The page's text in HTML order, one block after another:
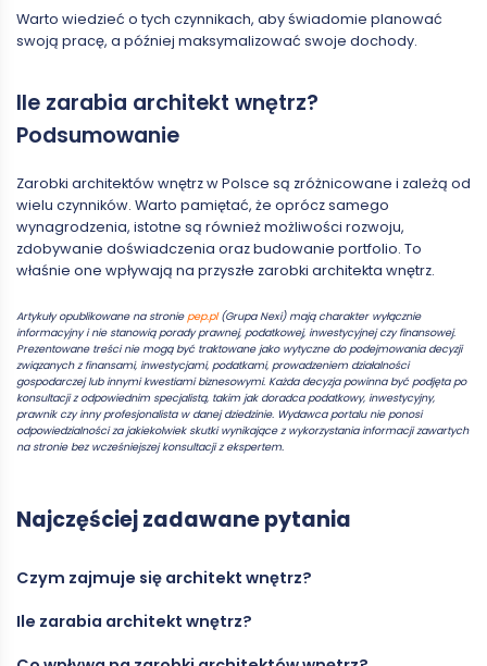
Warto wiedzieć o tych czynnikach, aby świadomie planować
swoją pracę, a później maksymalizować swoje dochody.
Ile zarabia architekt wnętrz?
Podsumowanie
Zarobki architektów wnętrz w Polsce są zróżnicowane i zależą od
wielu czynników. Warto pamiętać, że oprócz samego
wynagrodzenia, istotne są również możliwości rozwoju,
zdobywanie doświadczenia oraz budowanie portfolio. To
właśnie one wpływają na przyszłe zarobki architekta wnętrz.
Artykuły opublikowane na stroniepep.pl(Grupa Nexi) mają charakter wyłącznie
informacyjny i nie stanowią porady prawnej, podatkowej, inwestycyjnej czy finansowej.
Prezentowane treści nie mogą być traktowane jako wytyczne do podejmowania decyzji
związanych z finansami, inwestycjami, podatkami, prowadzeniem działalności
gospodarczej lub innymi kwestiami biznesowymi. Każda decyzja powinna być podjęta po
konsultacji z odpowiednim specjalistą, takim jak doradca podatkowy, inwestycyjny,
prawnik czy inny profesjonalista w danej dziedzinie. Wydawca portalu nie ponosi
odpowiedzialności za jakiekolwiek skutki wynikające z wykorzystania informacji zawartych
na stronie bez wcześniejszej konsultacji z ekspertem.
Najczęściej zadawane pytania
Czym zajmuje się architekt wnętrz?
Architekt wnętrz zajmuje się projektowaniem przestrzeni
Ile zarabia architekt wnętrz?